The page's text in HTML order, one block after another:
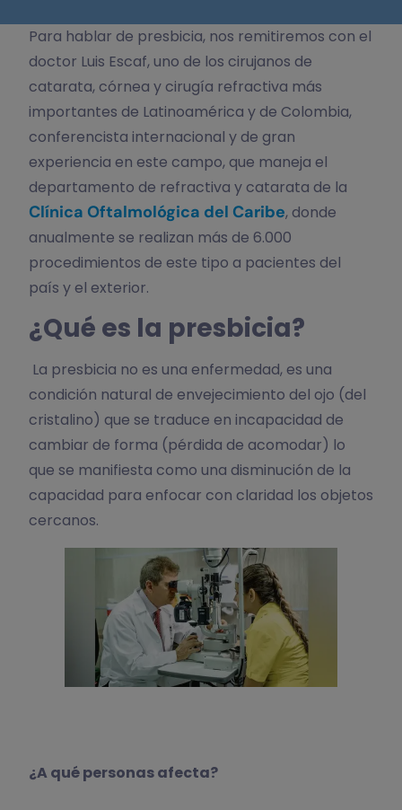
Para hablar de presbicia, nos remitiremos con el
doctor Luis Escaf, uno de los cirujanos de
catarata, córnea y cirugía refractiva más
importantes de Latinoamérica y de Colombia,
conferencista internacional y de gran
experiencia en este campo, que maneja el
departamento de refractiva y catarata de la
Clínica Oftalmológica del Caribe, donde
anualmente se realizan más de 6.000
procedimientos de este tipo a pacientes del
país y el exterior.
¿Qué es la presbicia?
La presbicia no es una enfermedad, es una
condición natural de envejecimiento del ojo (del
cristalino) que se traduce en incapacidad de
cambiar de forma (pérdida de acomodar) lo
que se manifiesta como una disminución de la
capacidad para enfocar con claridad los objetos
cercanos.
¿A qué personas afecta?